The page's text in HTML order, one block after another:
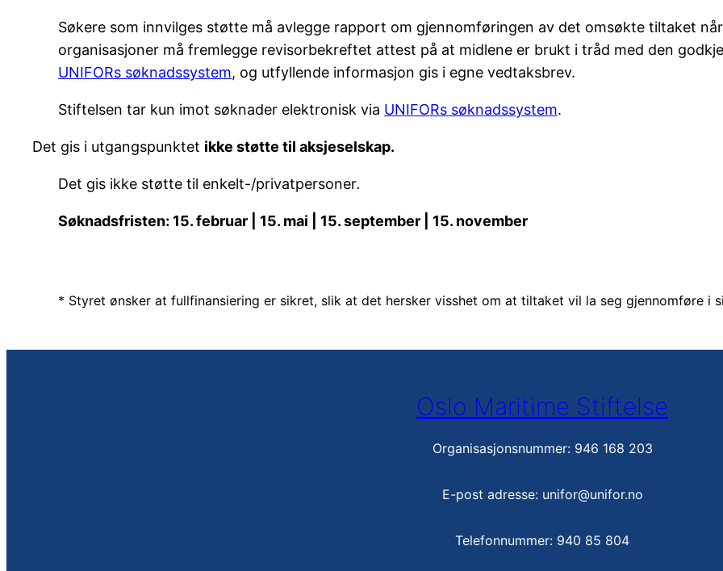
Søkere som innvilges støtte må avlegge rapport om gjennomføringen av det omsøkte tiltaket
organisasjoner må fremlegge revisorbekreftet attest på at midlene er brukt i tråd med den
UNIFORs søknadssystem, og utfyllende informasjon gis i egne vedtaksbrev.
Stiftelsen tar kun imot søknader elektronisk via UNIFORs søknadssystem.
Det gis i utgangspunktet ikke støtte til aksjeselskap.
Det gis ikke støtte til enkelt-/privatpersoner.
Søknadsfristen: 15. februar | 15. mai | 15. september | 15. november
* Styret ønsker at fullfinansiering er sikret, slik at det hersker visshet om at tiltaket vil la seg gjennomføre i
Oslo Maritime Stiftelse
Organisasjonsnummer: 946 168 203
E-post adresse: unifor@unifor.no
Telefonnummer: 940 85 804